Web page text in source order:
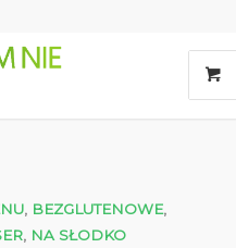
, BEZGLUTENOWE,
, NA SŁODKO